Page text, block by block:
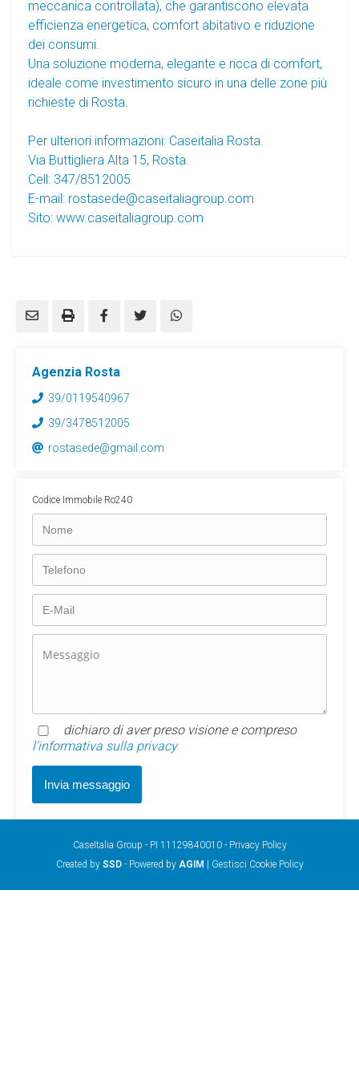
meccanica controllata), che garantiscono elevata
efficienza energetica, comfort abitativo e riduzione
dei consumi.
Una soluzione moderna, elegante e ricca di comfort,
ideale come investimento sicuro in una delle zone più
richieste di Rosta.
Per ulteriori informazioni: Caseitalia Rosta.
Via Buttigliera Alta 15, Rosta.
Cell: 347/8512005
E-mail: rostasede@caseitaliagroup.com
Sito: www.caseitaliagroup.com
Agenzia Rosta
39/0119540967
39/3478512005
rostasede@gmail.com
Codice Immobile Ro240
dichiaro di aver preso visione e compreso
l'informativa sulla privacy
CaseItalia Group - PI 11129840010 - Privacy Policy
Created by SSD- Powered by AGIM Gestisci Cookie Policy